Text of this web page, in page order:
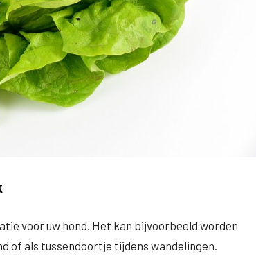
voor uw hond. Het kan bijvoorbeeld worden
of als tussendoortje tijdens wandelingen.